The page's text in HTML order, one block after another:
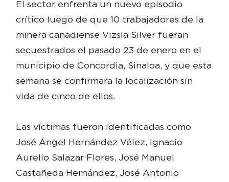
El sector enfrenta un nuevo episodio
crítico luego de que 10 trabajadores de la
minera canadiense Vizsla Silver fueran
secuestrados el pasado 23 de enero en el
municipio de Concordia, Sinaloa, y que esta
semana se confirmara la localización sin
vida de cinco de ellos.
Las víctimas fueron identificadas como
José Ángel Hernández Vélez, Ignacio
Aurelio Salazar Flores, José Manuel
Castañeda Hernández, José Antonio